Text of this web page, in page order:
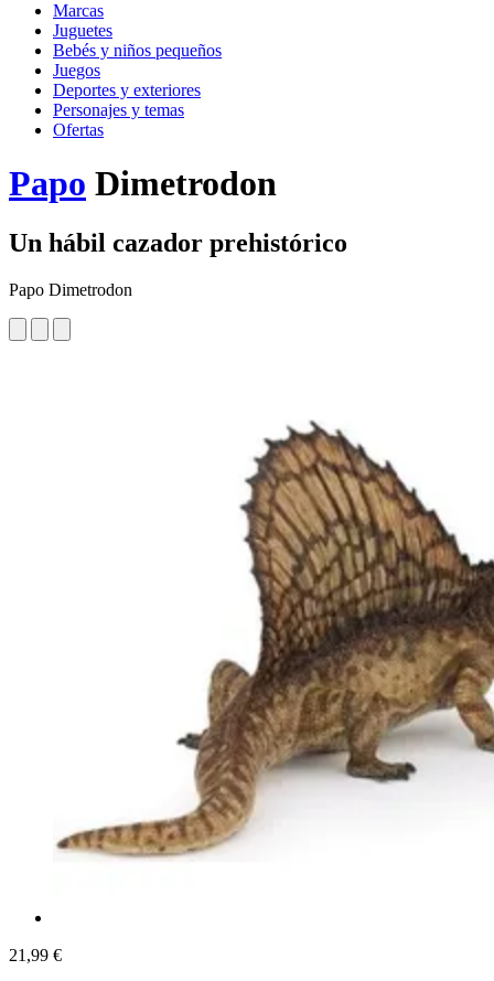
Marcas
Juguetes
Bebés y niños pequeños
Juegos
Deportes y exteriores
Personajes y temas
Ofertas
Papo Dimetrodon
Un hábil cazador prehistórico
Papo Dimetrodon
21,99 €